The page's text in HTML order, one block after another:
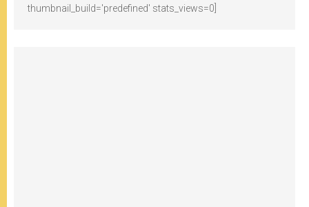
thumbnail_build='predefined' stats_views=0]